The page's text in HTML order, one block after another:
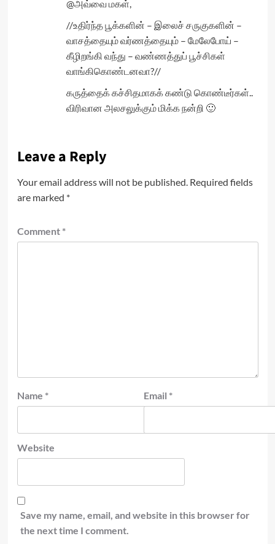
@அவ்வை மகள்,
//உதிர்ந்த பூக்களின் – இலைச் சருகுகளின் –
வாசத்தையும் வர்ணத்தையும் – மேலேபோய் –
கீழிறங்கி வந்து – வண்ணத்துப் பூச்சிகள்
வாங்கிகொண்டனவா?//
கருத்தைக் கச்சிதமாகக் கண்டு கொண்டீர்கள்..
விரிவான அலசலுக்கும் மிக்க நன்றி 🙂
Leave a Reply
Your email address will not be published. Required fields
are marked *
Comment *
Name * Email *
Website
Save my name, email, and website in this browser for
the next time I comment.